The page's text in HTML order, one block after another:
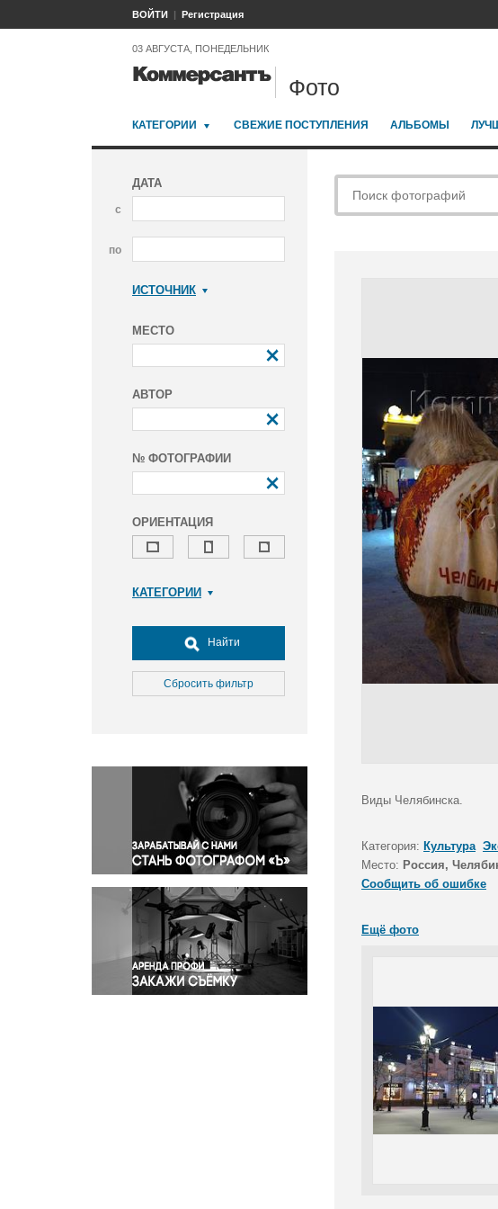
ВОЙТИ Регистрация
03 АВГУСТА, ПОНЕДЕЛЬНИК
Фото
КАТЕГОРИИ СВЕЖИЕ ПОСТУПЛЕНИЯ АЛЬБОМЫ
ДАТА
с
по
ИСТОЧНИК
МЕСТО
АВТОР
№ ФОТОГРАФИИ
ОРИЕНТАЦИЯ
КАТЕГОРИИ
Досуг, туризм и отдых
Культура
Медицина
Окружающая среда
Политика
Правосудие
Происшествия и конфликты
Религия
Светская жизнь
Спорт
Экология
Экономика и бизнес
Найти
Сбросить фильтр
Виды Челябинска.
Категория: Культура
Место: Россия,
Сообщить об ошибке
Ещё фото